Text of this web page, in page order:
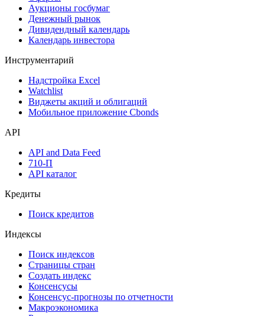
Календарь событий
Дефолты
Размещения
Оферты
Денежный рынок
Календарь инвестора
Инструментарий
Мобильное приложение Cbonds
API
API and Data Feed
API каталог
Кредиты
Поиск кредитов
Индексы
Поиск индексов
Страницы стран